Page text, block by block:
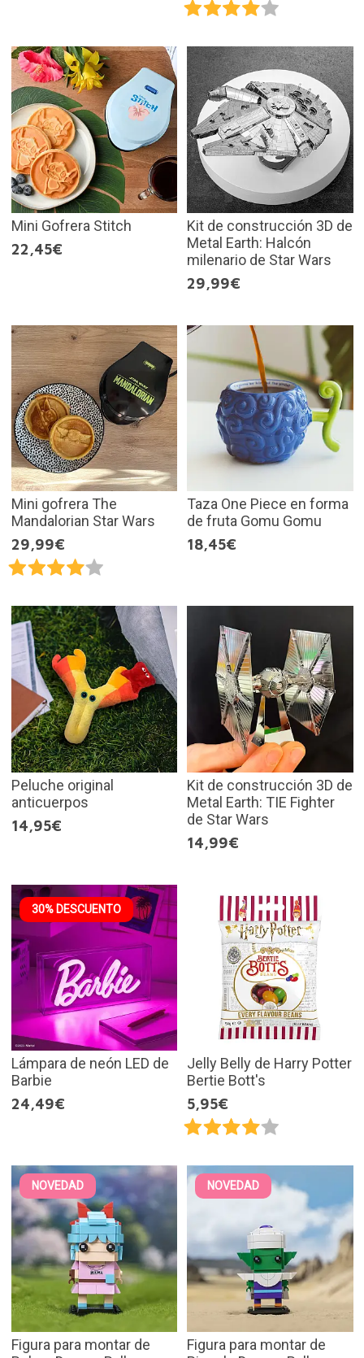
Mini Gofrera Stitch
22,45€
Kit de construcción 3D de
Metal Earth: Halcón
milenario de Star Wars
29,99€
Mini gofrera The
Mandalorian Star Wars
29,99€
Taza One Piece en forma
de fruta Gomu Gomu
18,45€
Peluche original
anticuerpos
14,95€
Kit de construcción 3D de
Metal Earth: TIE Fighter
de Star Wars
14,99€
30% DESCUENTO
Lámpara de neón LED de
Barbie
24,49€
Jelly Belly de Harry Potter
Bertie Bott's
5,95€
NOVEDAD
Figura para montar de
NOVEDAD
Figura para montar de